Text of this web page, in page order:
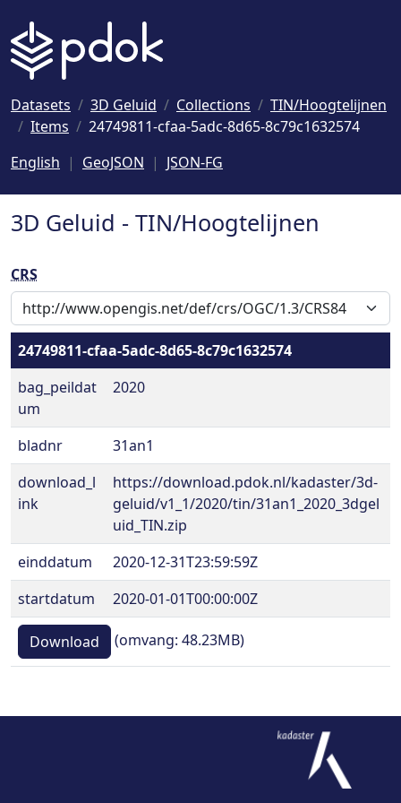
Datasets 3D Geluid Collections
TIN/Hoogtelijnen
Items
24749811-cfaa-5adc-8d65-8c79c1632574
English
GeoJSON JSON-FG
3D Geluid - TIN/Hoogtelijnen
CRS
24749811-cfaa-5adc-8d65-8c79c1632574
bag_peildat
um
2020
bladnr
31an1
download_l
ink
https://download.pdok.nl/kadaster/3d-
geluid/v1_1/2020/tin/31an1_2020_3dgel
uid_TIN.zip
einddatum
2020-12-31T23:59:59Z
startdatum
2020-01-01T00:00:00Z
Download (omvang: 48.23MB)